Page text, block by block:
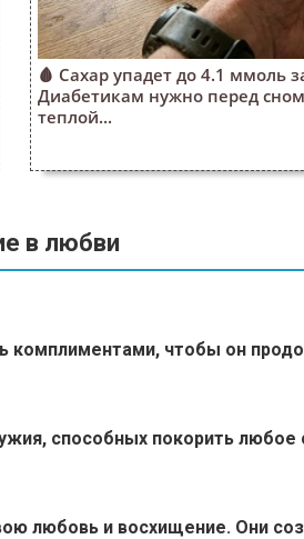
🩸 Сахар упадет до 4.1 ммоль
Диабетикам нужно перед
теплой...
в любви
чтобы он
способных покорить любое
любовь и восхищение. Они